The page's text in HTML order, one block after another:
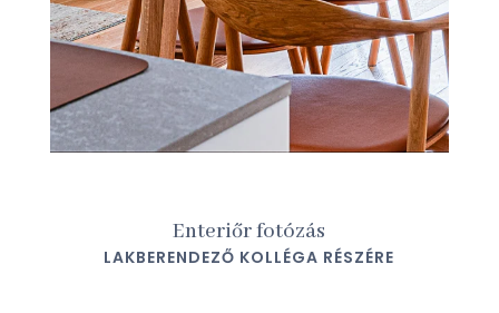
Enteriőr fotózás
LAKBERENDEZŐ KOLLÉGA RÉSZÉRE